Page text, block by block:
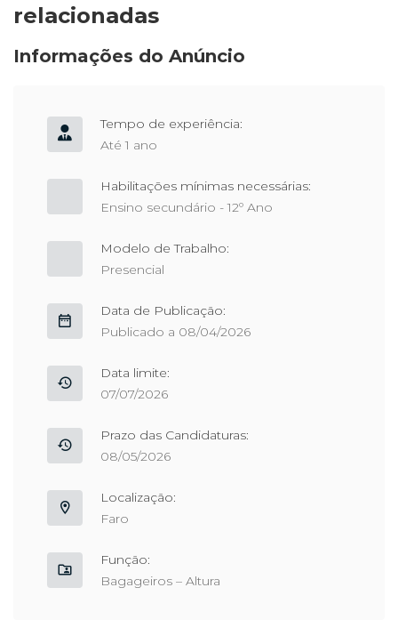
relacionadas
Informações do Anúncio
Tempo de experiência:
Até 1 ano
Habilitações mínimas necessárias:
Ensino secundário - 12º Ano
Modelo de Trabalho:
Presencial
Data de Publicação:
Publicado a 08/04/2026
Data limite:
07/07/2026
Prazo das Candidaturas:
08/05/2026
Localização:
Faro
Função:
Bagageiros – Altura